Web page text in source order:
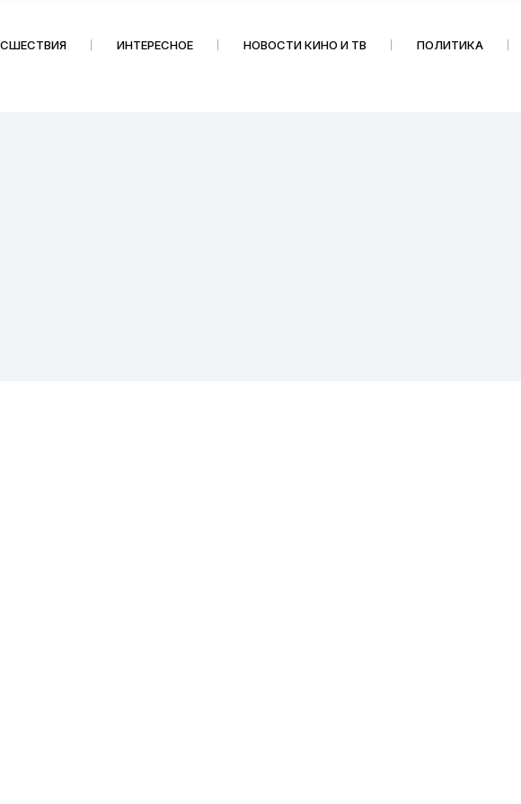
ИНТЕРЕСНОЕ НОВОСТИ КИНО И ТВ ПОЛИТИКА